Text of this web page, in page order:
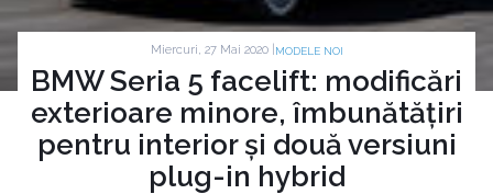
Miercuri, 27 Mai 2020 | MODELE NOI
BMW Seria 5 facelift: modificări
exterioare minore, îmbunătățiri
pentru interior și două versiuni
plug-in hybrid